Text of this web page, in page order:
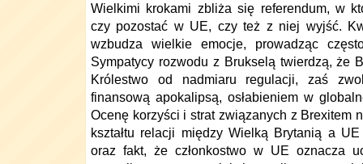
Wielkimi krokami zbliża się referendum, w
czy pozostać w UE, czy też z niej wyjść.
wzbudza wielkie emocje, prowadząc
Sympatycy rozwodu z Brukselą twierdzą, że
Królestwo od nadmiaru regulacji, zaś
finansową apokalipsą, osłabieniem w
Ocenę korzyści i strat związanych z Brexitem
kształtu relacji między Wielką Brytanią a
oraz fakt, że członkostwo w UE oznacza